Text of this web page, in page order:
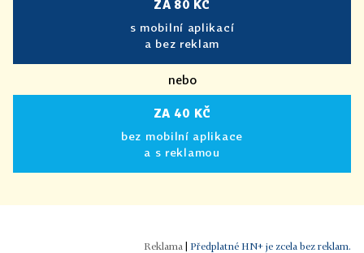
ZA 80 KČ
s mobilní aplikací
a bez reklam
nebo
ZA 40 KČ
bez mobilní aplikace
a s reklamou
| Předplatné HN+ je zcela bez reklam.